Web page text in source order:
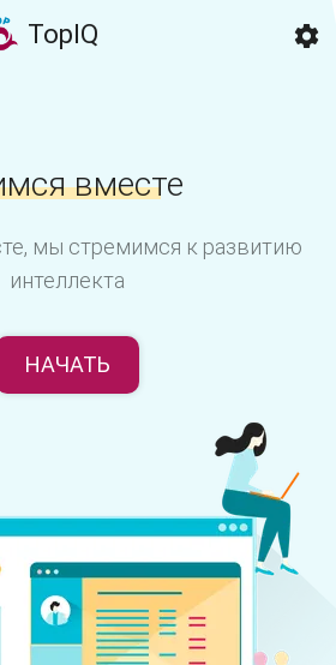
TopIQ
вместе
мы стремимся к развитию
интеллекта
НАЧАТЬ